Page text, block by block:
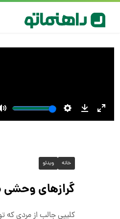
خانه ویدئو
گرازهای وحشی
کلیپی جالب از مردی